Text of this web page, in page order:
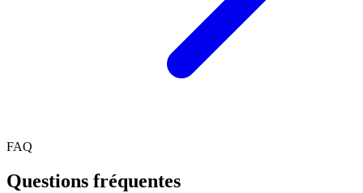
FAQ
Questions fréquentes